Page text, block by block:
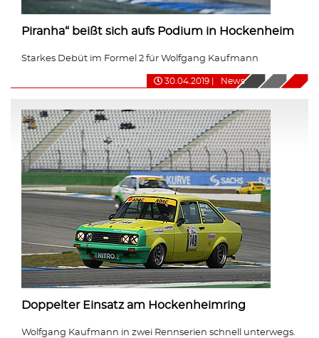
Piranha“ beißt sich aufs Podium in Hockenheim
Starkes Debüt im Formel 2 für Wolfgang Kaufmann
30.04.2019 News
Doppelter Einsatz am Hockenheimring
Wolfgang Kaufmann in zwei Rennserien schnell unterwegs.